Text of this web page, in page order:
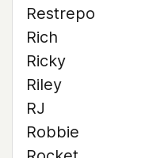
Restrepo
Rich
Ricky
Riley
RJ
Robbie